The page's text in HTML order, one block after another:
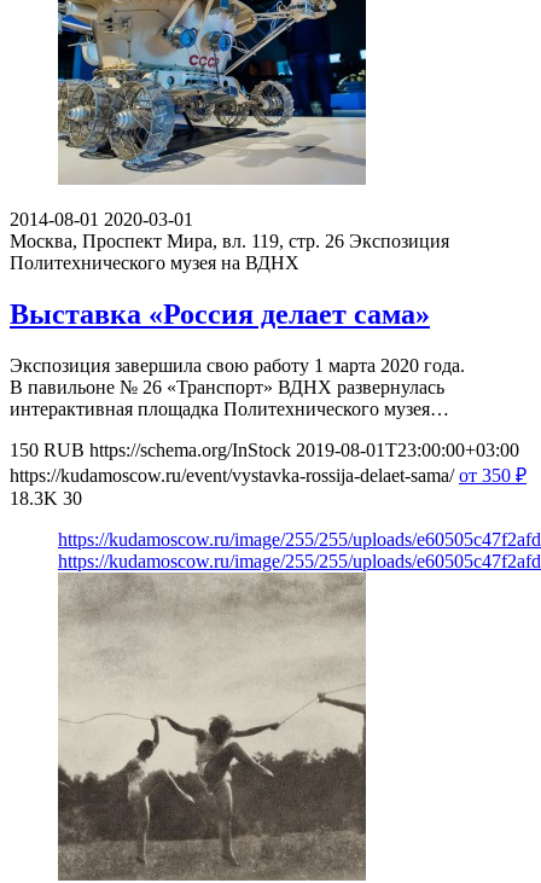
2014-08-01 2020-03-01
Москва, Проспект Мира, вл. 119, стр. 26 Экспозиция
Политехнического музея на ВДНХ
Выставка «Россия делает сама»
Экспозиция завершила свою работу 1 марта 2020 года.
В павильоне № 26 «Транспорт» ВДНХ развернулась
интерактивная площадка Политехнического музея…
150 RUB https://schema.org/InStock 2019-08-01T23:00:00+03:00
https://kudamoscow.ru/event/vystavka-rossija-delaet-sama/ от 350 ₽
18.3K 30
https://kudamoscow.ru/image/255/255/uploads/
https://kudamoscow.ru/image/255/255/uploads/